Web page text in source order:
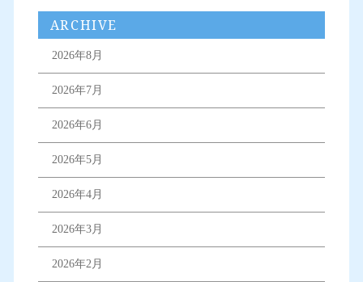
ARCHIVE
2026年8月
2026年7月
2026年6月
2026年5月
2026年4月
2026年3月
2026年2月